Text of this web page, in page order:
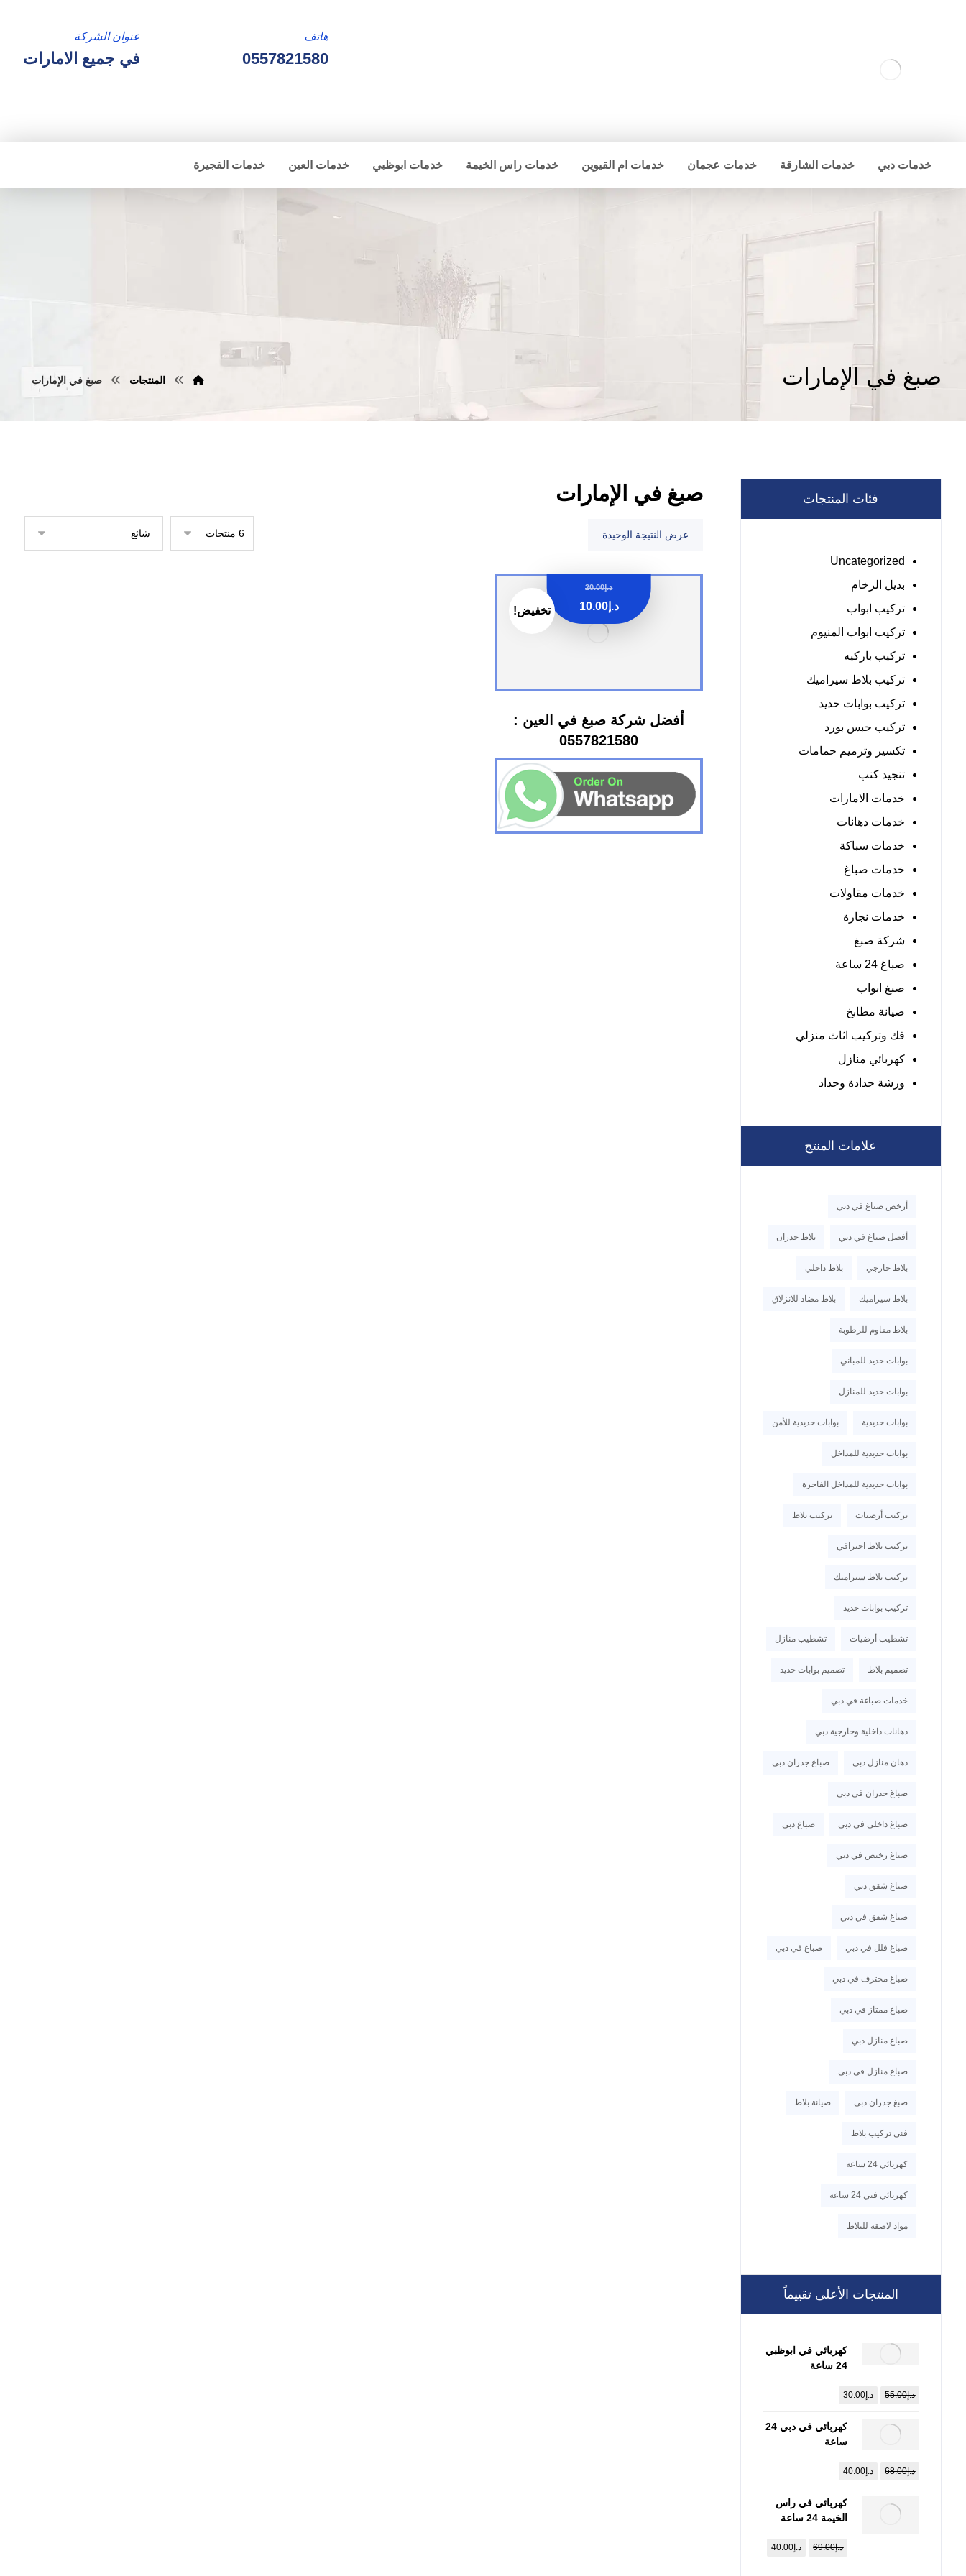
عنوان الشركة
في جميع الامارات
هاتف
0557821580
خدمات دبي خدمات الشارقة خدمات عجمان خدمات ام القيوين خدمات راس الخيمة خدمات ابوظبي خدمات العين خدمات الفجيرة
صبغ في الإمارات المنتجات صبغ في الإمارات
صبغ في الإمارات
عرض النتيجة الوحيدة
تخفيض!
أفضل شركة صبغ في العين :
0557821580
د.إ20.00
د.إ10.00
فئات المنتجات
Uncategorized
بديل الرخام
تركيب ابواب
تركيب ابواب المنيوم
تركيب باركيه
تركيب بلاط سيراميك
تركيب بوابات حديد
تركيب جبس بورد
تكسير وترميم حمامات
تنجيد كنب
خدمات الامارات
خدمات دهانات
خدمات سباكة
خدمات صباغ
خدمات مقاولات
خدمات نجارة
شركة صبغ
صباغ 24 ساعة
صبغ ابواب
صيانة مطابخ
فك وتركيب اثاث منزلي
كهربائي منازل
ورشة حدادة وحداد
علامات المنتج
أرخص صباغ في دبي
أفضل صباغ في دبي بلاط جدران
بلاط خارجي بلاط داخلي
بلاط سيراميك بلاط مضاد للانزلاق
بلاط مقاوم للرطوبة
بوابات حديد للمباني
بوابات حديد للمنازل
بوابات حديدية بوابات حديدية للأمن
بوابات حديدية للمداخل
بوابات حديدية للمداخل الفاخرة
تركيب أرضيات تركيب بلاط
تركيب بلاط احترافي
تركيب بلاط سيراميك
تركيب بوابات حديد
تشطيب أرضيات تشطيب منازل
تصميم بلاط تصميم بوابات حديد
خدمات صباغة في دبي
دهانات داخلية وخارجية دبي
دهان منازل دبي صباغ جدران دبي
صباغ جدران في دبي
صباغ داخلي في دبي صباغ دبي
صباغ رخيص في دبي
صباغ شقق دبي
صباغ شقق في دبي
صباغ فلل في دبي صباغ في دبي
صباغ محترف في دبي
صباغ ممتاز في دبي
صباغ منازل دبي
صباغ منازل في دبي
صبغ جدران دبي صيانة بلاط
فني تركيب بلاط
كهربائي 24 ساعة
كهربائي فني 24 ساعة
مواد لاصقة للبلاط
المنتجات الأعلى تقييماً
كهربائي في ابوظبي
24 ساعة
د.إ55.00 د.إ 30.00
كهربائي في دبي 24
ساعة
د.إ68.00 د.إ 40.00
كهربائي في راس
الخيمة 24 ساعة
د.إ69.00 د.إ 40.00